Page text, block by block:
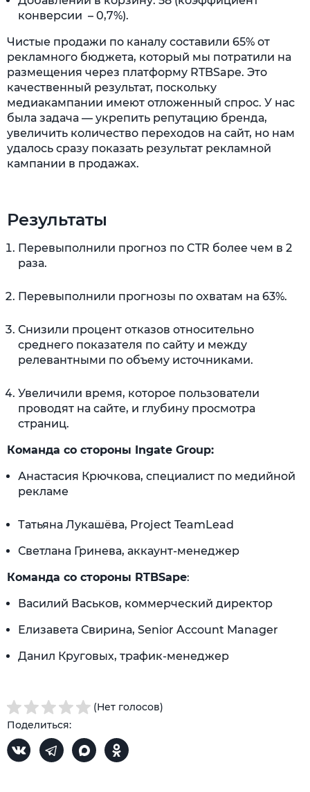
конверсии – 0,7%).
Чистые продажи по каналу составили 65% от
рекламного бюджета, который мы потратили на
размещения через платформу RTBSape. Это
качественный результат, поскольку
медиакампании имеют отложенный спрос. У нас
была задача — укрепить репутацию бренда,
увеличить количество переходов на сайт, но нам
удалось сразу показать результат рекламной
кампании в продажах.
Результаты
Перевыполнили прогноз по CTR более чем в 2
раза.
Перевыполнили прогнозы по охватам на 63%.
Снизили процент отказов относительно
среднего показателя по сайту и между
релевантными по объему источниками.
Увеличили время, которое пользователи
проводят на сайте, и глубину просмотра
страниц.
Команда со стороны Ingate Group:
Анастасия Крючкова, специалист по медийной
рекламе
Татьяна Лукашёва, Project TeamLead
Светлана Гринева, аккаунт-менеджер
Команда со стороны RTBSape:
Василий Васьков, коммерческий директор
Елизавета Свирина, Senior Account Manager
Данил Круговых, трафик-менеджер
(Нет голосов)
Поделиться: